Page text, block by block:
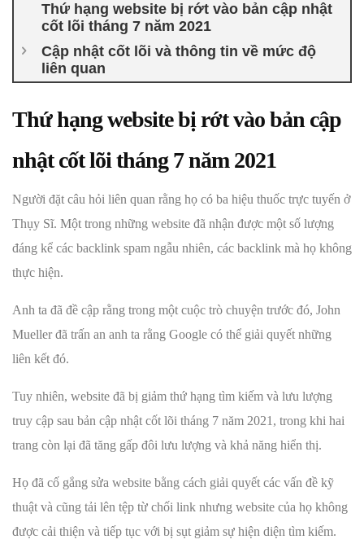
Thứ hạng website bị rớt vào bản cập nhật
cốt lõi tháng 7 năm 2021
Cập nhật cốt lõi và thông tin về mức độ
liên quan
Thứ hạng website bị rớt vào bản cập
nhật cốt lõi tháng 7 năm 2021
Người đặt câu hỏi liên quan rằng họ có ba hiệu thuốc trực tuyến ở
Thụy Sĩ. Một trong những website đã nhận được một số lượng
đáng kể các backlink spam ngẫu nhiên, các backlink mà họ không
thực hiện.
Anh ta đã đề cập rằng trong một cuộc trò chuyện trước đó, John
Mueller đã trấn an anh ta rằng Google có thể giải quyết những
liên kết đó.
Tuy nhiên, website đã bị giảm thứ hạng tìm kiếm và lưu lượng
truy cập sau bản cập nhật cốt lõi tháng 7 năm 2021, trong khi hai
trang còn lại đã tăng gấp đôi lưu lượng và khả năng hiển thị.
Họ đã cố gắng sửa website bằng cách giải quyết các vấn đề kỹ
thuật và cũng tải lên tệp từ chối link nhưng website của họ không
được cải thiện và tiếp tục với bị sụt giảm sự hiện diện tìm kiếm.